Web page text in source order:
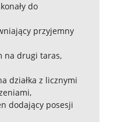
do
przyjemny
na drugi taras,
działka z licznymi
dodający posesji